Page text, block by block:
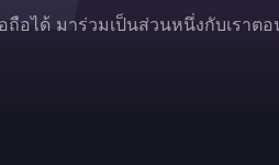
อได้ มาร่วมเป็นส่วนหนึ่งกับเราต